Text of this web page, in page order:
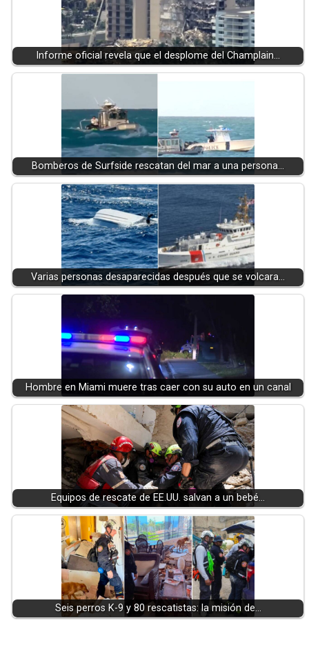
Informe oficial revela que el desplome del Champlain…
Bomberos de Surfside rescatan del mar a una persona…
Varias personas desaparecidas después que se volcara…
Hombre en Miami muere tras caer con su auto en un canal
Equipos de rescate de EE.UU. salvan a un bebé…
Seis perros K-9 y 80 rescatistas: la misión de…